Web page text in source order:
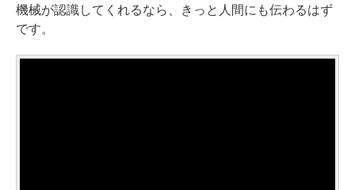
機械が認識してくれるなら、きっと人間にも伝わるはず
です。